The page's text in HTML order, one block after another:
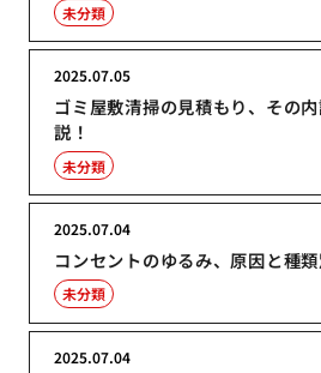
未分類
ゴミ屋敷清掃の見積もり、その
説！
2025.07.05
未分類
コンセントのゆるみ、原因と種
2025.07.04
未分類
2025.07.04